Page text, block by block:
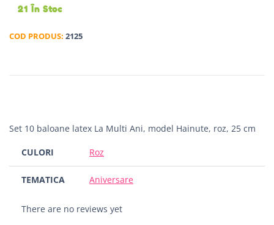
21 În Stoc
COD PRODUS: 2125
Set 10 baloane latex La Multi Ani, model Hainute, roz, 25 cm
CULORI Roz
TEMATICA Aniversare
There are no reviews yet